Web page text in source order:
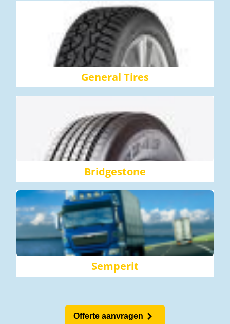
General Tires
Bridgestone
Semperit
Offerte aanvragen